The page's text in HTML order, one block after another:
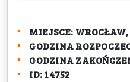
MIEJSCE:
GODZINA
GODZINA
ID:14752